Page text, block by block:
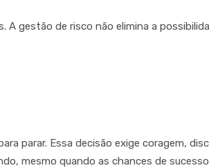
gestão de risco não elimina a
parar. Essa decisão exige coragem,
mesmo quando as chances de